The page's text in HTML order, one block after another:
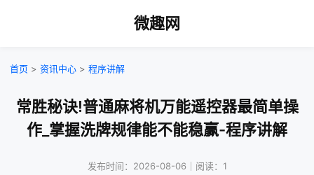
微趣网
首页 > 资讯中心 > 程序讲解
常胜秘诀!普通麻将机万能遥控器最简单操
作_掌握洗牌规律能不能稳赢-程序讲解
发布时间：2026-08-06｜阅读：1